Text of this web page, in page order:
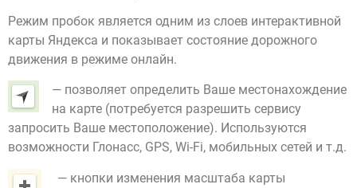
Режим пробок является одним из слоев интерактивной
карты Яндекса и показывает состояние дорожного
движения в режиме онлайн.
— позволяет определить Ваше местонахождение
на карте (потребуется разрешить сервису
запросить Ваше местоположение). Используются
возможности Глонасс, GPS, Wi-Fi, мобильных сетей и т.д.
— кнопки изменения масштаба карты